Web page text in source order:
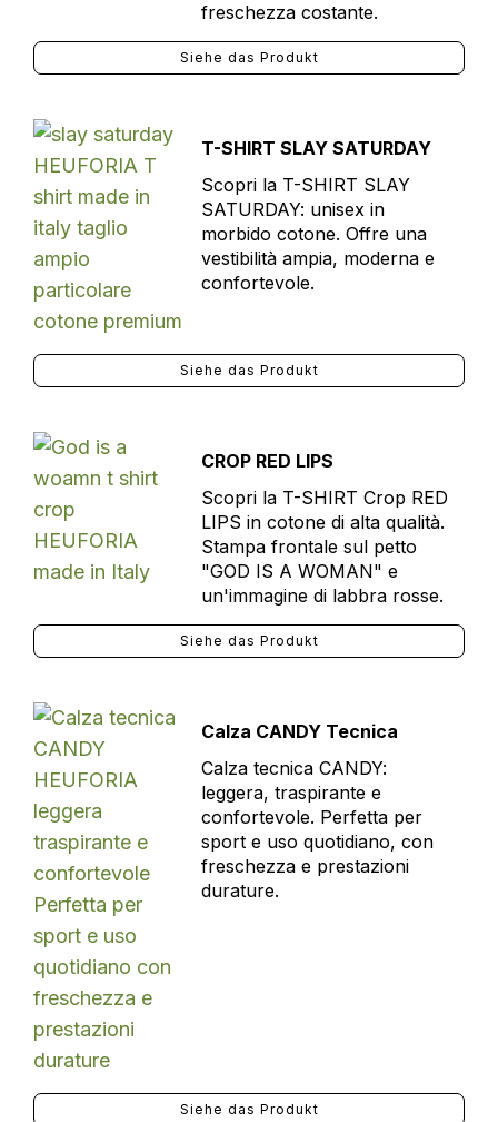
freschezza costante.
Siehe das Produkt
T-SHIRT SLAY SATURDAY
Scopri la T-SHIRT SLAY
SATURDAY: unisex in
morbido cotone. Offre una
vestibilità ampia, moderna e
confortevole.
Siehe das Produkt
CROP RED LIPS
Scopri la T-SHIRT Crop RED
LIPS in cotone di alta qualità.
Stampa frontale sul petto
"GOD IS A WOMAN" e
un'immagine di labbra rosse.
Siehe das Produkt
Calza CANDY Tecnica
Calza tecnica CANDY:
leggera, traspirante e
confortevole. Perfetta per
sport e uso quotidiano, con
freschezza e prestazioni
durature.
Siehe das Produkt